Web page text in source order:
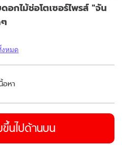
อกไม้ช่อโตเซอร์ไพรส์ "จัน
หมด
อหา
นไปด้านบน